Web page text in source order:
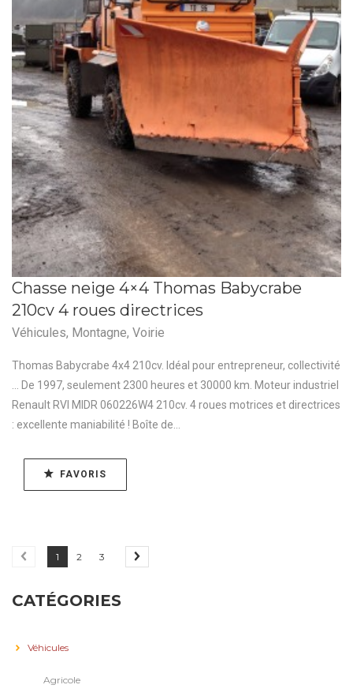
Chasse neige 4×4 Thomas Babycrabe
210cv 4 roues directrices
Véhicules, Montagne, Voirie
Thomas Babycrabe 4x4 210cv. Idéal pour entrepreneur, collectivité
... De 1997, seulement 2300 heures et 30000 km. Moteur industriel
Renault RVI MIDR 060226W4 210cv. 4 roues motrices et directrices
: excellente maniabilité ! Boîte de...
FAVORIS
1 2 3
CATÉGORIES
Véhicules
Agricole